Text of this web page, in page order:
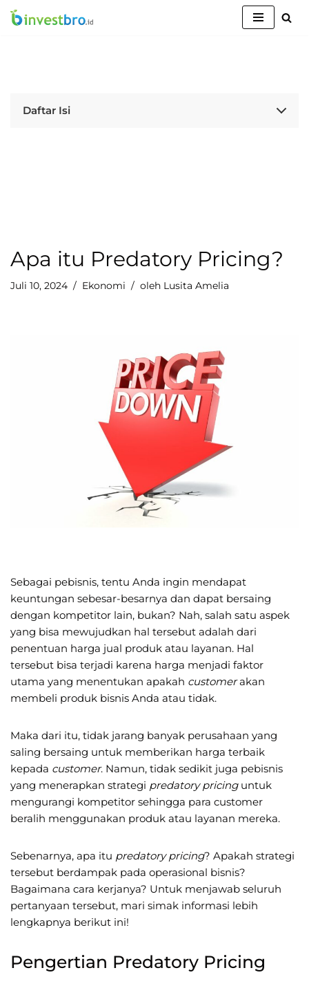
Daftar Isi
Apa itu Predatory Pricing?
Juli 10, 2024 Ekonomi oleh Lusita Amelia
Sebagai pebisnis, tentu Anda ingin mendapat
keuntungan sebesar-besarnya dan dapat bersaing
dengan kompetitor lain, bukan? Nah, salah satu aspek
yang bisa mewujudkan hal tersebut adalah dari
penentuan harga jual produk atau layanan. Hal
tersebut bisa terjadi karena harga menjadi faktor
utama yang menentukan apakah customerakan
membeli produk bisnis Anda atau tidak.
Maka dari itu, tidak jarang banyak perusahaan yang
saling bersaing untuk memberikan harga terbaik
kepada customer. Namun, tidak sedikit juga pebisnis
yang menerapkan strategi predatory pricinguntuk
mengurangi kompetitor sehingga para customer
beralih menggunakan produk atau layanan mereka.
Sebenarnya, apa itu predatory pricing? Apakah strategi
tersebut berdampak pada operasional bisnis?
Bagaimana cara kerjanya? Untuk menjawab seluruh
pertanyaan tersebut, mari simak informasi lebih
lengkapnya berikut ini!
Pengertian Predatory Pricing